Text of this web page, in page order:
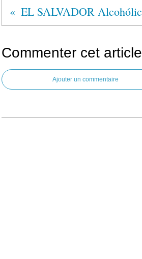
Commenter cet article
Ajouter un commentaire